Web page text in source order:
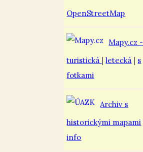
OpenStreetMap
Mapy.cz -
turistická |letecká | s
fotkami
Archiv s
historickými mapami
info